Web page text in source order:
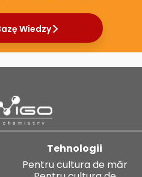
Wiedzy
Tehnologii
Pentru cultura de măr